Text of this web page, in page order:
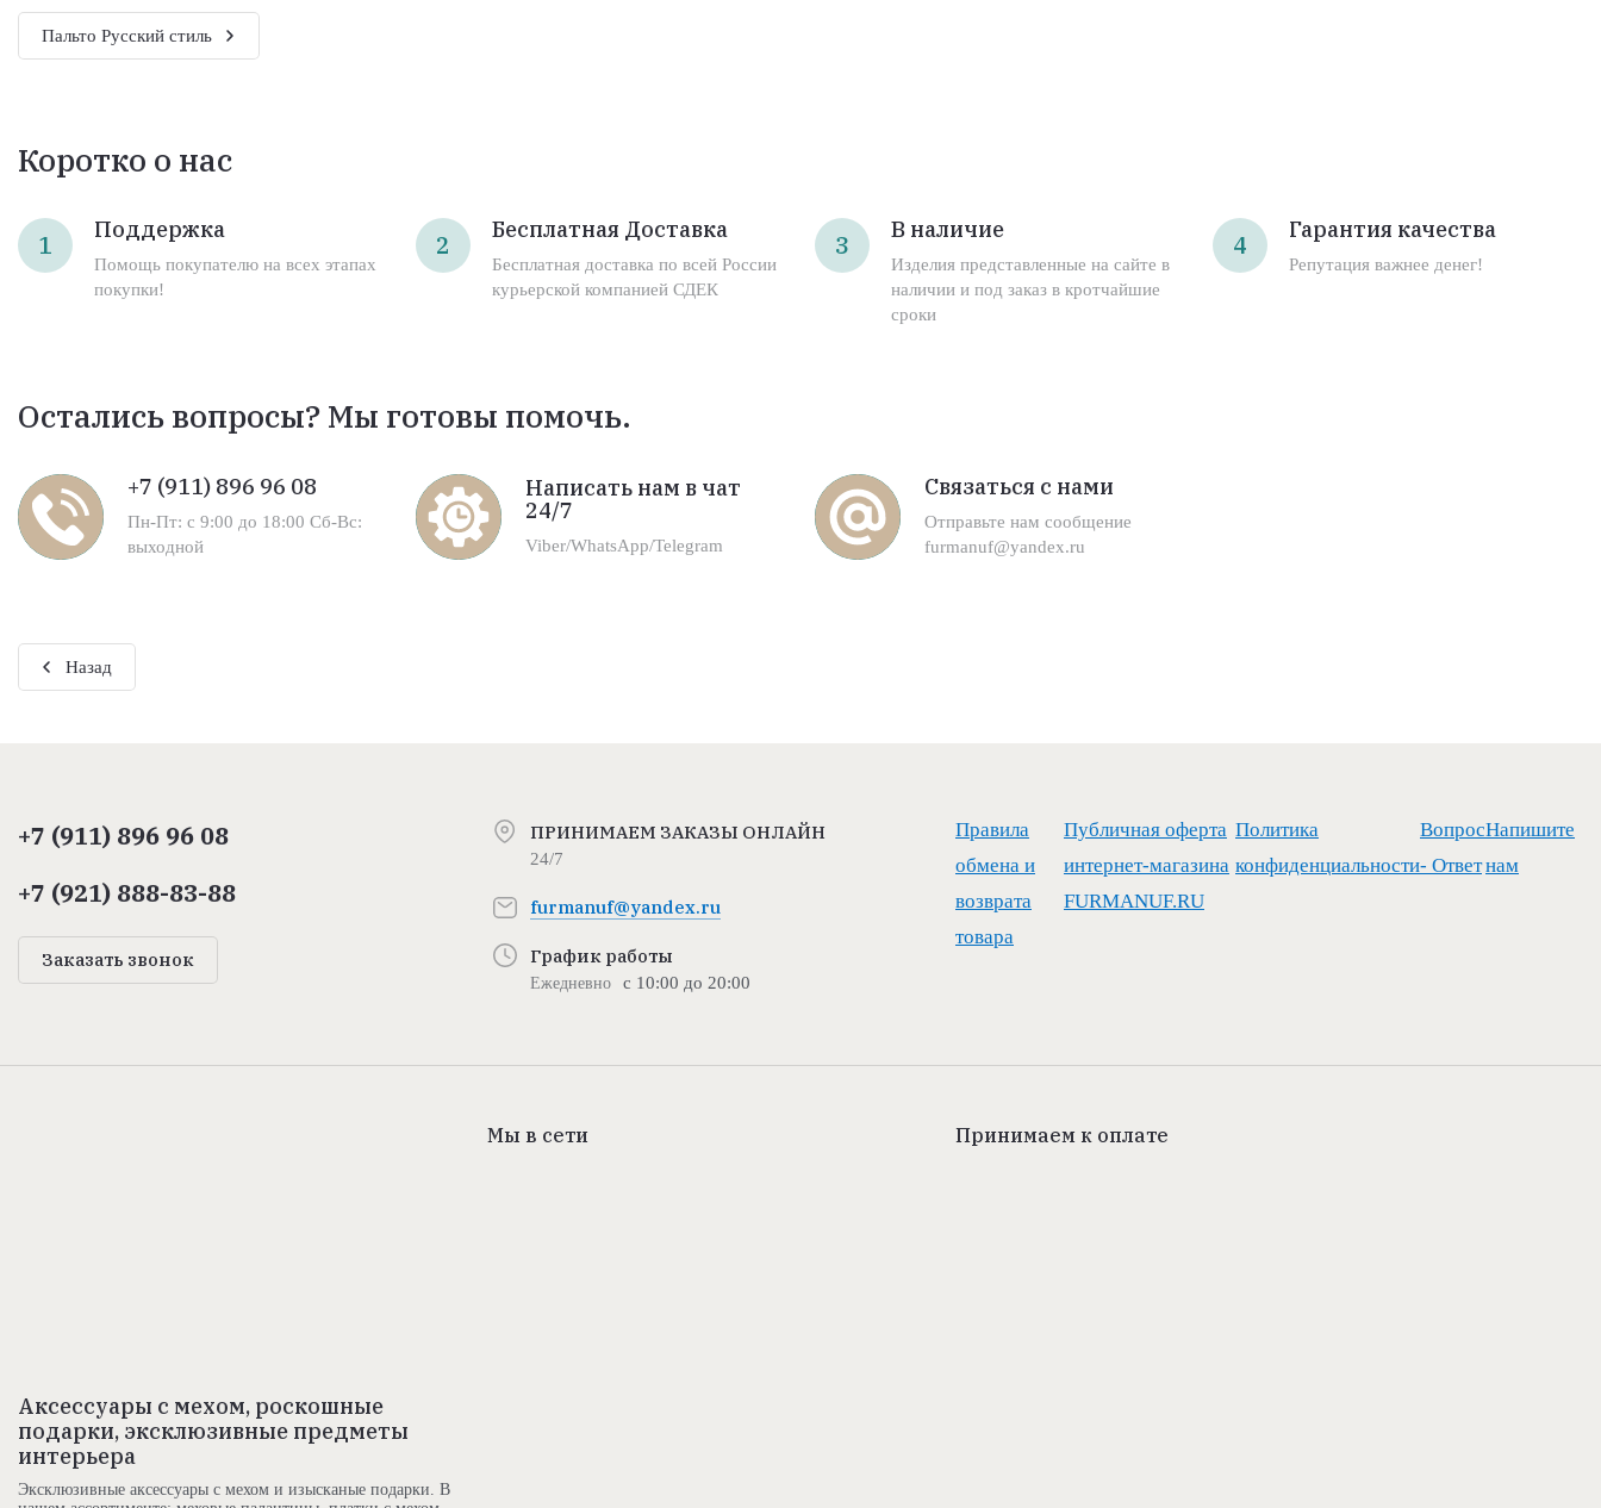
Пальто Русский стиль
Коротко о нас
1 Поддержка
Помощь покупателю на всех этапах
покупки!
2 Бесплатная Доставка
Бесплатная доставка по всей России
курьерской компанией СДЕК
3 В наличие
Изделия представленные на сайте в
наличии и под заказ в кротчайшие
сроки
4 Гарантия качества
Репутация важнее денег!
Остались вопросы? Мы готовы помочь.
+7 (911) 896 96 08
Пн-Пт: с 9:00 до 18:00 Сб-Вс:
выходной
Написать нам в чат
24/7
Viber/WhatsApp/Telegram
Связаться с нами
Отправьте нам сообщение
furmanuf@yandex.ru
Назад
+7 (911) 896 96 08
+7 (921) 888-83-88
Заказать звонок
ПРИНИМАЕМ ЗАКАЗЫ ОНЛАЙН
24/7
furmanuf@yandex.ru
График работы
Ежедневно с 10:00 до 20:00
Правила
обмена и
возврата
товара
Публичная оферта
интернет-магазина
FURMANUF.RU
Политика
конфиденциальности
Вопрос
- Ответ
Напишите
нам
Аксессуары с мехом, роскошные
подарки, эксклюзивные предметы
интерьера
Эксклюзивные аксессуары с мехом и изысканые подарки. В
Мы в сети Принимаем к оплате